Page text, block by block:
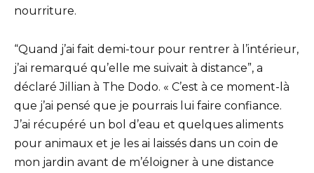
nourriture.
“Quand j’ai fait demi-tour pour rentrer à l’intérieur,
j’ai remarqué qu’elle me suivait à distance”, a
déclaré Jillian à The Dodo. « C’est à ce moment-là
que j’ai pensé que je pourrais lui faire confiance.
J’ai récupéré un bol d’eau et quelques aliments
pour animaux et je les ai laissés dans un coin de
mon jardin avant de m’éloigner à une distance